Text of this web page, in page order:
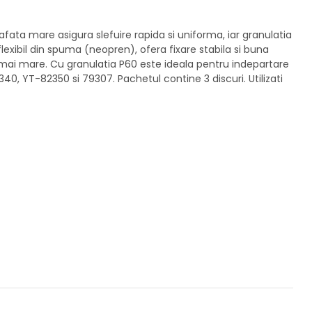
mare asigura slefuire rapida si uniforma, iar granulatia
din spuma (neopren), ofera fixare stabila si buna
mare. Cu granulatia P60 este ideala pentru indepartare
YT-82350 si 79307. Pachetul contine 3 discuri. Utilizati